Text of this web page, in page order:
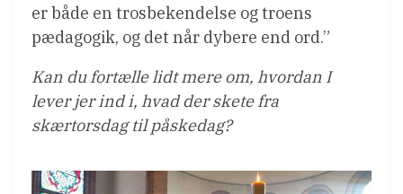
er både en trosbekendelse og troens
pædagogik, og det når dybere end ord.”
Kan du fortælle lidt mere om, hvordan I
lever jer ind i, hvad der skete fra
skærtorsdag til påskedag?